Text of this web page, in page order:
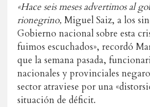
«Hace seis meses advertimos al
rionegrino, Miguel Saiz, a los
Gobierno nacional sobre esta
fuimos escuchados», recordó
que la semana pasada,
nacionales y provinciales
sector atraviese por una
situación de déficit.